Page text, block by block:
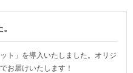
ト」を導入いたしました。オリジ
お届けいたします！